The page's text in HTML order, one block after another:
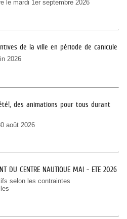
le mardi 1er septembre 2026
de la ville en période de canicule
2026
des animations pour tous durant
août 2026
DU CENTRE NAUTIQUE MAI - ETE 2026
selon les contraintes